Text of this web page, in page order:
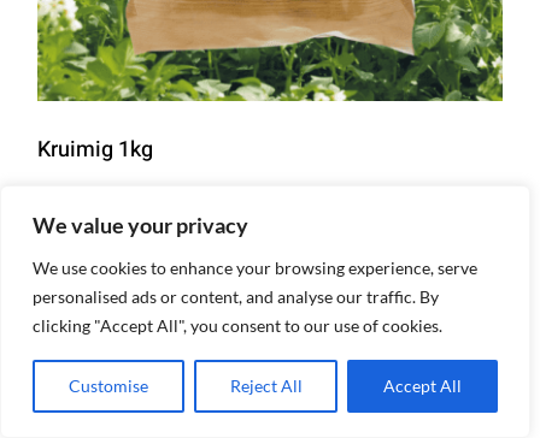
We value your privacy
We use cookies to enhance your browsing experience, serve
personalised ads or content, and analyse our traffic. By
clicking "Accept All", you consent to our use of cookies.
Customise Reject All Accept All
Kruimig 1kg